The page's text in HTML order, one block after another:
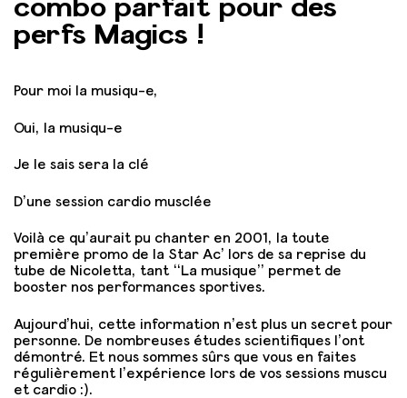
perfs Magics !
Pour moi la musiqu-e,
Oui, la musiqu-e
Je le sais sera la clé
D’une session cardio musclée
Voilà ce qu’aurait pu chanter en 2001, la toute
première promo de la Star Ac’ lors de sa reprise du
tube de Nicoletta, tant “La musique” permet de
booster nos performances sportives.
Aujourd’hui, cette information n’est plus un secret pour
personne. De nombreuses études scientifiques l’ont
démontré. Et nous sommes sûrs que vous en faites
régulièrement l’expérience lors de vos sessions muscu
et cardio :).